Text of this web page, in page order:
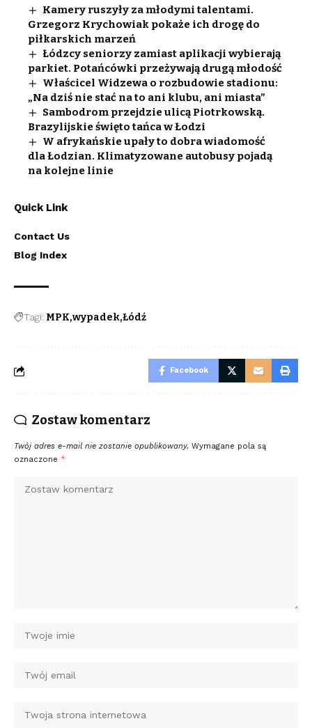
Kamery ruszyły za młodymi talentami.
Grzegorz Krychowiak pokaże ich drogę do
piłkarskich marzeń
Łódzcy seniorzy zamiast aplikacji wybierają
parkiet. Potańcówki przeżywają drugą młodość
Właścicel Widzewa o rozbudowie stadionu:
„Na dziś nie stać na to ani klubu, ani miasta”
Sambodrom przejdzie ulicą Piotrkowską.
Brazylijskie święto tańca w Łodzi
W afrykańskie upały to dobra wiadomość
dla Łodzian. Klimatyzowane autobusy pojadą
na kolejne linie
Quick Link
Contact Us
Blog Index
Tagi: MPK wypadek Łódź
Facebook
Zostaw komentarz
Twój adres e-mail nie zostanie opublikowany. Wymagane pola są
oznaczone *